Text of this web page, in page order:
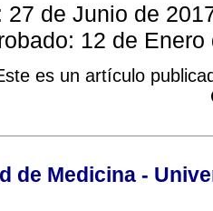
27 de Junio de
12 de Enero
es un artículo
de Medicina -